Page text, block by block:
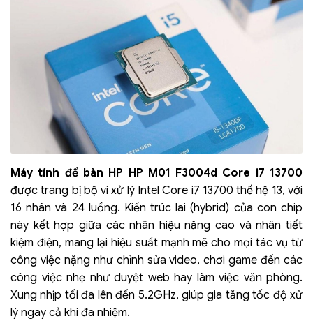
Máy tính để bàn HP HP M01 F3004d Core i7 13700
được trang bị bộ vi xử lý Intel Core i7 13700 thế hệ 13, với
16 nhân và 24 luồng. Kiến trúc lai (hybrid) của con chip
này kết hợp giữa các nhân hiệu năng cao và nhân tiết
kiệm điện, mang lại hiệu suất mạnh mẽ cho mọi tác vụ từ
công việc nặng như chỉnh sửa video, chơi game đến các
công việc nhẹ như duyệt web hay làm việc văn phòng.
Xung nhịp tối đa lên đến 5.2GHz, giúp gia tăng tốc độ xử
lý ngay cả khi đa nhiệm.